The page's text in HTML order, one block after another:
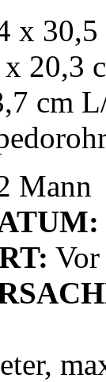
x 30,5
20,3
cm
Mann
Vor